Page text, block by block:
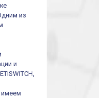
из
и
имеем